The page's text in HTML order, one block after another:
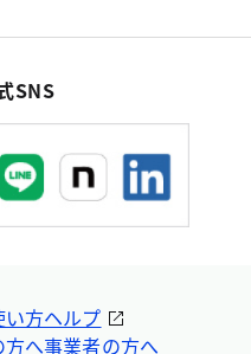
SNS
い方ヘルプ
方へ事業者の方へ